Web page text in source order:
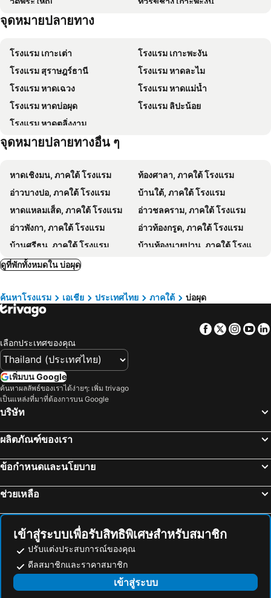
Centara Reserve Samui
Orchid Residence Samui
อาร์ค บาร์ บีช รีสอร์ท
โรงแรมสมุย เฟิร์ส เฮาส์
ซันเซ็ทบีชคลับ
Cheeky Monkey's Samui
Avani Chaweng Samui Hotel & Beach Club
ทองทิพย์ แมนชั่น
The Culture Samui
Top Hostel Samui
Crystal Lamai Hotel
Centara Life Lamai Resort Samui
Ploen Chaweng Koh Samui
Mercure Samui Chaweng Tana
The Stay Chaweng Beach Resort
The Villager Fishermans Village
Bay Beach Resort
Colorize Boutique Hotel
Thai Fight Hotel
H&Y Chaweng
ละมุนละมัย เรสซิเดนซ์
SimPly Stay Fisherman's Village
เดอะ ลอดจ์
Dreamcatcher Boutique Hotel
GOODTHINGS Cafe & Hotel
Riviera Beach Hotel
Greenlight Fisherman's Village Samui Resort & Café
Avocado Koh Samui
Natural Samui Hotel
ไอบิส สมุย บ่อผุด
โรงแรมไทม์
เอเวอร์กรีน รีสอร์ท
เฉวงน้อยรีสอร์ท
พี 10 สมุย
มาย ลีฟวิ่งเพลส เกาะสมุย
น้ำตกธารเสด็จ
จุดหมายปลายทาง
โรงแรม เกาะเต่า
โรงแรม เกาะพะงัน
โรงแรม สุราษฎร์ธานี
โรงแรม หาดละไม
โรงแรม หาดเฉวง
โรงแรม หาดแม่น้ำ
โรงแรม หาดบ่อผุด
โรงแรม ลิปะน้อย
โรงแรม หาดตลิ่งงาม
จุดหมายปลายทางอื่น ๆ
หาดเชิงมน, ภาคใต้ โรงแรม
ท้องศาลา, ภาคใต้ โรงแรม
อ่าวบางปอ, ภาคใต้ โรงแรม
บ้านใต้, ภาคใต้ โรงแรม
หาดแหลมเส็ด, ภาคใต้ โรงแรม
อ่าวชลคราม, ภาคใต้ โรงแรม
อ่าวพังกา, ภาคใต้ โรงแรม
อ่าวท้องกรูด, ภาคใต้ โรงแรม
บ้านศรีธนู, ภาคใต้ โรงแรม
บ้านท้องนายปาน, ภาคใต้ โรงแรม
หาดใหญ่, ภาคใต้ โรงแรม
พัทลุง, ภาคใต้ โรงแรม
เกาะกระดาน, ภาคใต้ โรงแรม
เกาะไหง, ภาคใต้ โรงแรม
พัทยา, ภาคตะวันออก โรงแรม
หัวหิน, ภาคกลาง โรงแรม
ชลบุรี, ภาคตะวันออก โรงแรม
ระยอง, ภาคตะวันออก โรงแรม
ภูเก็ตทาวน์, ภาคใต้ โรงแรม
ดูที่พักทั้งหมดใน บ่อผุด
ค้นหาโรงแรม เอเชีย ประเทศไทย ภาคใต้ บ่อผุด
Facebook
Twitter
เลือกประเทศของคุณ
เพิ่มบน Google
ค้นหาผลลัพธ์ของเราได้ง่ายๆ: เพิ่ม trivago
เป็นแหล่งที่มาที่ต้องการบน Google
บริษัท
ผลิตภัณฑ์ของเรา
ข้อกำหนดและนโยบาย
ช่วยเหลือ
เข้าสู่ระบบเพื่อรับสิทธิพิเศษสำหรับสมาชิก
ปรับแต่งประสบการณ์ของคุณ
ดีลสมาชิกและราคาสมาชิก
เข้าสู่ระบบ